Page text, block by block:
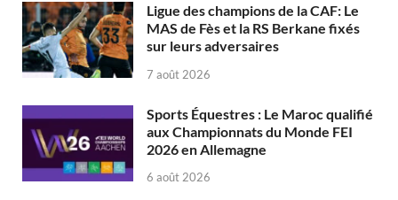
Ligue des champions de la CAF: Le
MAS de Fès et la RS Berkane fixés
sur leurs adversaires
7 août 2026
Sports Équestres : Le Maroc qualifié
aux Championnats du Monde FEI
2026 en Allemagne
6 août 2026